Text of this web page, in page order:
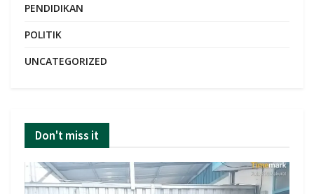
PENDIDIKAN
POLITIK
UNCATEGORIZED
Don't miss it